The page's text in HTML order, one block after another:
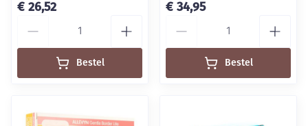
€ 26,52
Bestel
€ 34,95
Bestel